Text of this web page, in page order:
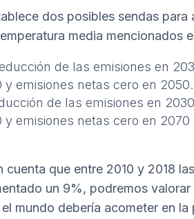
dos posibles sendas para
media mencionados
de las emisiones en
y emisiones netas cero en 2050.
de las emisiones en
y emisiones netas cero en 2070
cuenta que entre 2010 y 2018
un 9%, podremos
mundo debería acometer en la